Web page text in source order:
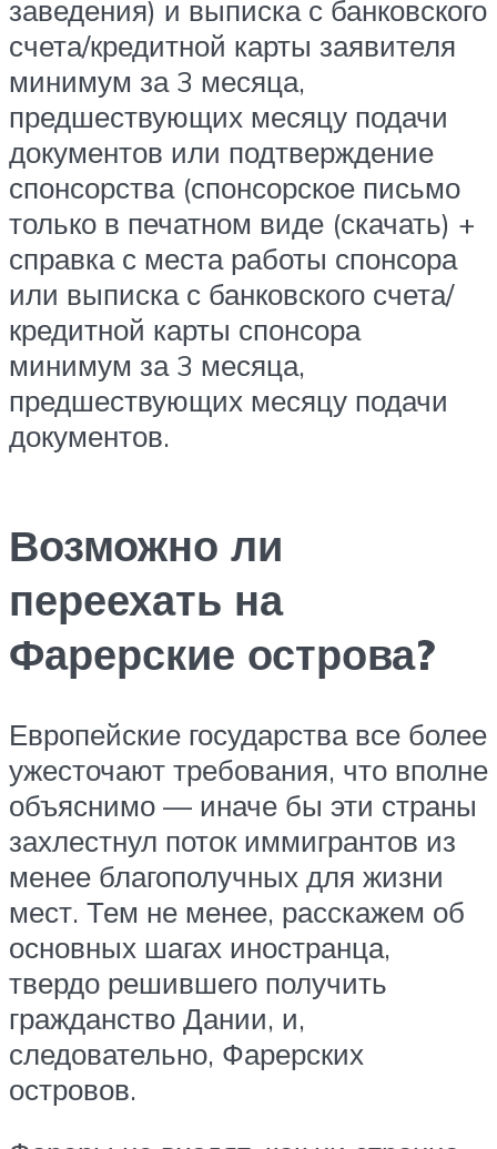
заведения) и выписка с банковского
счета/кредитной карты заявителя
минимум за 3 месяца,
предшествующих месяцу подачи
документов или подтверждение
спонсорства (спонсорское письмо
только в печатном виде (скачать) +
справка с места работы спонсора
или выписка с банковского счета/
кредитной карты спонсора
минимум за 3 месяца,
предшествующих месяцу подачи
документов.
Возможно ли
переехать на
Фарерские острова?
Европейские государства все более
ужесточают требования, что вполне
объяснимо — иначе бы эти страны
захлестнул поток иммигрантов из
менее благополучных для жизни
мест. Тем не менее, расскажем об
основных шагах иностранца,
твердо решившего получить
гражданство Дании, и,
следовательно, Фарерских
островов.